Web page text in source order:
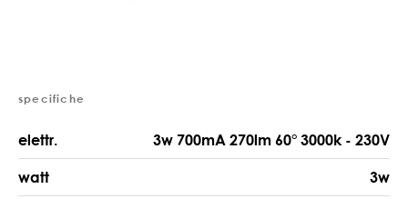
specifiche
elettr. 3w 700mA 270lm 60° 3000k - 230V
watt 3w